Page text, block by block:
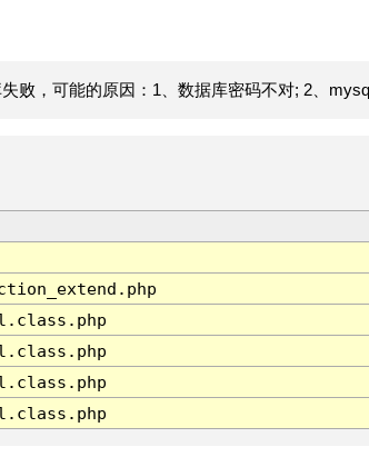
败，可能的原因：1、数据库密码不对; 2、